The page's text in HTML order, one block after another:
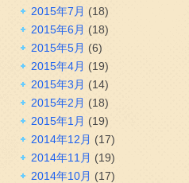
2015年7月 (18)
2015年6月 (18)
2015年5月 (6)
2015年4月 (19)
2015年3月 (14)
2015年2月 (18)
2015年1月 (19)
2014年12月 (17)
2014年11月 (19)
2014年10月 (17)